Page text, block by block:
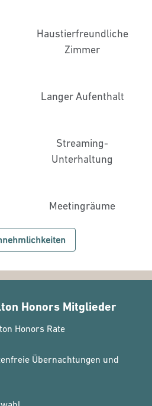
Haustier­freundliche
Zimmer
Langer Aufenthalt
Streaming-
Unterhaltung
Meeting­räume
Honors Mitglieder
Honors Rate
Übernachtungen und